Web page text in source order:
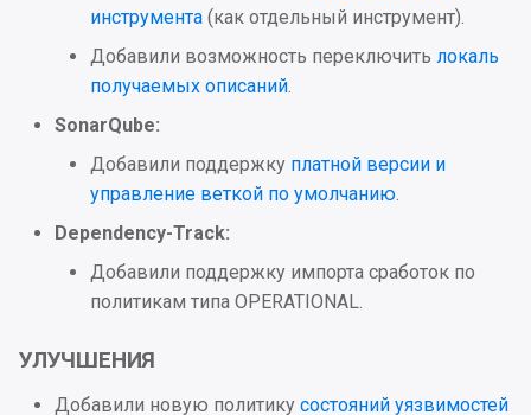
инструмента (как отдельный инструмент).
Добавили возможность переключить локаль
получаемых описаний
SonarQube:
Добавили поддержку платной версии и
управление веткой по умолчанию
Dependency-Track:
Добавили поддержку импорта сработок по
политикам типа OPERATIONAL.
УЛУЧШЕНИЯ
Добавили новую политику состояний уязвимостей